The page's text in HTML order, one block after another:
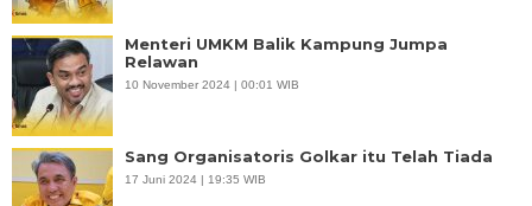
Menteri UMKM Balik Kampung Jumpa
Relawan
10 November 2024 | 00:01 WIB
Sang Organisatoris Golkar itu Telah Tiada
17 Juni 2024 | 19:35 WIB